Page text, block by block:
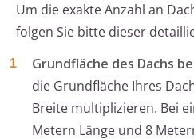
Um die exakte Anzahl an
folgen Sie bitte dieser
Grundfläche des Dachs
die Grundfläche Ihres
Breite multiplizieren. Bei
Metern Länge und 8